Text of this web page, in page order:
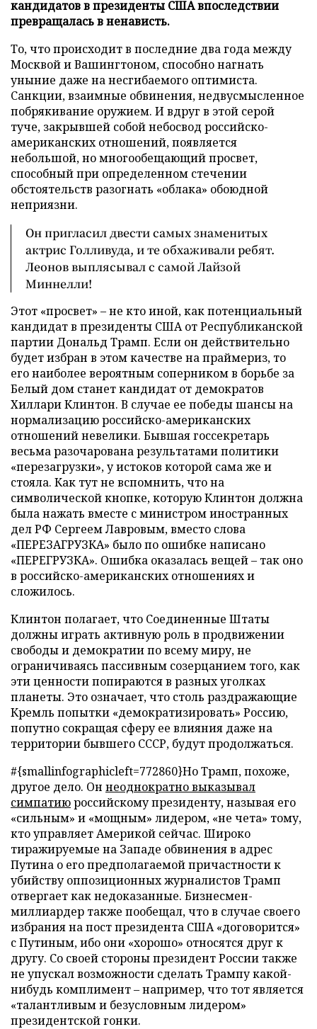
кандидатов в президенты США впоследствии
превращалась в ненависть.
То, что происходит в последние два года между
Москвой и Вашингтоном, способно нагнать
уныние даже на несгибаемого оптимиста.
Санкции, взаимные обвинения, недвусмысленное
побрякивание оружием. И вдруг в этой серой
туче, закрывшей собой небосвод российско-
американских отношений, появляется
небольшой, но многообещающий просвет,
способный при определенном стечении
обстоятельств разогнать «облака» обоюдной
неприязни.
Он пригласил двести самых знаменитых
актрис Голливуда, и те обхаживали ребят.
Леонов выплясывал с самой Лайзой
Миннелли!
Этот «просвет» – не кто иной, как потенциальный
кандидат в президенты США от Республиканской
партии Дональд Трамп. Если он действительно
будет избран в этом качестве на праймериз, то
его наиболее вероятным соперником в борьбе за
Белый дом станет кандидат от демократов
Хиллари Клинтон. В случае ее победы шансы на
нормализацию российско-американских
отношений невелики. Бывшая госсекретарь
весьма разочарована результатами политики
«перезагрузки», у истоков которой сама же и
стояла. Как тут не вспомнить, что на
символической кнопке, которую Клинтон должна
была нажать вместе с министром иностранных
дел РФ Сергеем Лавровым, вместо слова
«ПЕРЕЗАГРУЗКА» было по ошибке написано
«ПЕРЕГРУЗКА». Ошибка оказалась вещей – так оно
в российско-американских отношениях и
сложилось.
Клинтон полагает, что Соединенные Штаты
должны играть активную роль в продвижении
свободы и демократии по всему миру, не
ограничиваясь пассивным созерцанием того, как
эти ценности попираются в разных уголках
планеты. Это означает, что столь раздражающие
Кремль попытки «демократизировать» Россию,
попутно сокращая сферу ее влияния даже на
территории бывшего СССР, будут продолжаться.
#{smallinfographicleft=772860}Но Трамп, похоже,
другое дело. Он неоднократно выказывал
симпатиюроссийскому президенту, называя его
«сильным» и «мощным» лидером, «не чета» тому,
кто управляет Америкой сейчас. Широко
тиражируемые на Западе обвинения в адрес
Путина о его предполагаемой причастности к
убийству оппозиционных журналистов Трамп
отвергает как недоказанные. Бизнесмен-
миллиардер также пообещал, что в случае своего
избрания на пост президента США «договорится»
с Путиным, ибо они «хорошо» относятся друг к
другу. Со своей стороны президент России также
не упускал возможности сделать Трампу какой-
нибудь комплимент – например, что тот является
«талантливым и безусловным лидером»
президентской гонки.